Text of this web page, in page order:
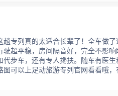
专列真的太适合长辈了！全车做
超平稳，房间隔音好，完全不影
步车，还有专人搀扶。随车有医
可以上足动旅游专列官网看看哦